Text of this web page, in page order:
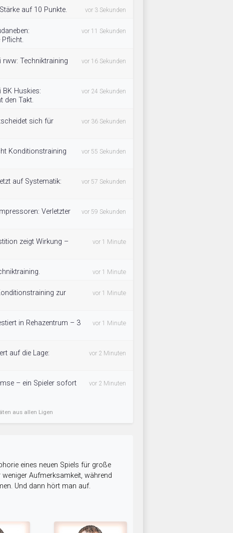
auf 10 Punkte. vor 3 Sekunden
Pflicht.
vor 11 Sekunden
Techniktraining
vor 16 Sekunden
Huskies:
den Takt.
vor 24 Sekunden
sich für
vor 36 Sekunden
Konditionstraining
vor 55 Sekunden
auf Systematik:
vor 57 Sekunden
Verletzter
vor 59 Sekunden
zeigt Wirkung –
vor 1 Minute
vor 1 Minute
zur
vor 1 Minute
in Rehazentrum – 3
vor 1 Minute
auf die Lage:
vor 2 Minuten
– ein Spieler sofort
vor 2 Minuten
aus allen Ligen
eines neuen Spiels für große
Aufmerksamkeit, während
Und dann hört man auf.